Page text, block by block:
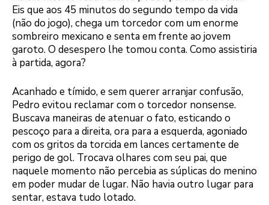
Eis que aos 45 minutos do segundo tempo da vida
(não do jogo), chega um torcedor com um enorme
sombreiro mexicano e senta em frente ao jovem
garoto. O desespero lhe tomou conta. Como assistiria
à partida, agora?
Acanhado e tímido, e sem querer arranjar confusão,
Pedro evitou reclamar com o torcedor nonsense.
Buscava maneiras de atenuar o fato, esticando o
pescoço para a direita, ora para a esquerda, agoniado
com os gritos da torcida em lances certamente de
perigo de gol. Trocava olhares com seu pai, que
naquele momento não percebia as súplicas do menino
em poder mudar de lugar. Não havia outro lugar para
sentar, estava tudo lotado.